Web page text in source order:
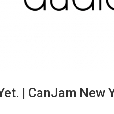
| CanJam